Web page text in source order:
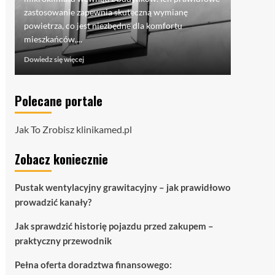
zastosowanie zapewnia skuteczną wymianę
powietrza, co jest niezbędne dla komfortu
mieszkańców,...
Dowiedz się więcejDowiedz
Pustak
grawitacyjny
prawidłowo
kanały?
Polecane portale
Jak To Zrobisz klinikamed.pl
Zobacz koniecznie
Pustak wentylacyjny grawitacyjny – jak prawidłowo
prowadzić kanały?
Jak sprawdzić historię pojazdu przed zakupem –
praktyczny przewodnik
Pełna oferta doradztwa finansowego: